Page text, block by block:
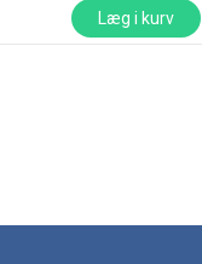
Læg i kurv